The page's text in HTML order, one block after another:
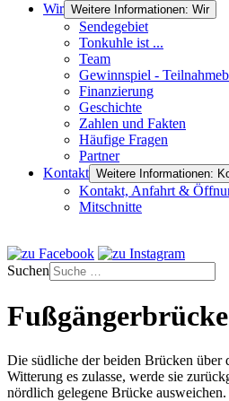
Wir Weitere Informationen: Wir
Sendegebiet
Tonkuhle ist ...
Team
Gewinnspiel -
Finanzierung
Geschichte
Zahlen und Fakten
Häufige Fragen
Partner
Kontakt Weitere Informationen:
Kontakt, Anfahrt &
Mitschnitte
Suchen
Die südliche der beiden Brücken
Witterung es zulasse, werde sie
nördlich gelegene Brücke ausweichen.